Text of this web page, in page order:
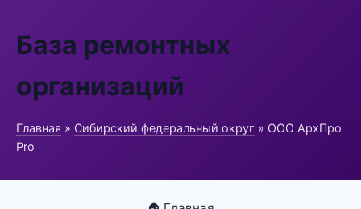
База ремонтных
организаций
Главная » Сибирский федеральный округ » ООО АрхПро
Pro